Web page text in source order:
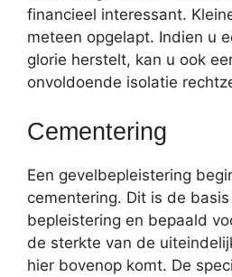
financieel interessant.
meteen opgelapt. Indien u
glorie herstelt, kan u ook
onvoldoende isolatie
Cementering
Een gevelbepleistering
cementering. Dit is de
bepleistering en bepaald
de sterkte van de
hier bovenop komt. De